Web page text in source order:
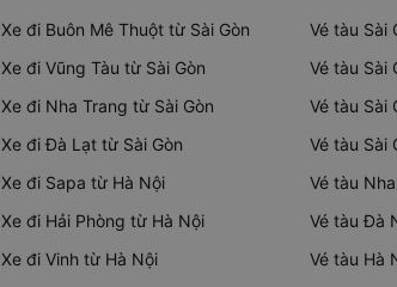
Xe đi Buôn Mê Thuột từ Sài Gòn
Xe đi Vũng Tàu từ Sài Gòn
Xe đi Nha Trang từ Sài Gòn
Xe đi Đà Lạt từ Sài Gòn
Xe đi Sapa từ Hà Nội
Xe đi Hải Phòng từ Hà Nội
Xe đi Vinh từ Hà Nội
Vé tàu Sài
Vé tàu Sài
Vé tàu Sài
Vé tàu Sài
Vé tàu
Vé tàu Đà
Vé tàu Hà